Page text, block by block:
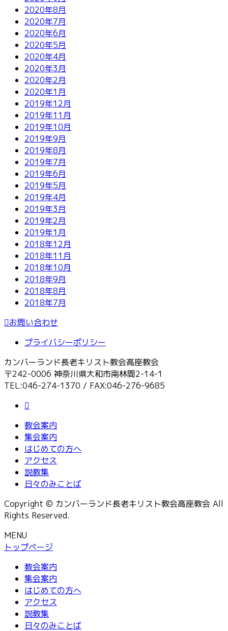
2020年8月
2020年7月
2020年6月
2020年5月
2020年4月
2020年3月
2020年2月
2020年1月
2019年12月
2019年11月
2019年10月
2019年9月
2019年8月
2019年7月
2019年6月
2019年5月
2019年4月
2019年3月
2019年2月
2019年1月
2018年12月
2018年11月
2018年10月
2018年9月
2018年8月
2018年7月
お問い合わせ
プライバシーポリシー
カンバーランド長老キリスト教会高座教会
〒242-0006 神奈川県大和市南林間2-14-1
TEL:046-274-1370 / FAX:046-276-9685
教会案内
集会案内
はじめての方へ
アクセス
説教集
日々のみことば
Copyright © カンバーランド長老キリスト教会高座教会 All
Rights Reserved.
MENU
トップページ
教会案内
集会案内
はじめての方へ
アクセス
説教集
日々のみことば